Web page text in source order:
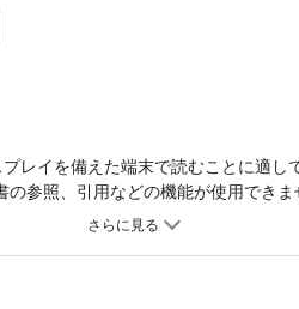
レイを備えた端末で読むことに適し
参照、引用などの機能が使用できま
ベテラン法務マンが、海外の顧客と
実。法務担当・海外営業・輸出入業